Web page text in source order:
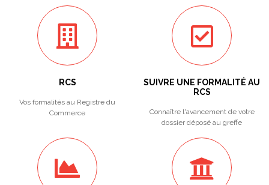
RCS
Vos formalités au Registre du
Commerce
SUIVRE UNE FORMALITÉ AU
RCS
Connaître l'avancement de votre
dossier déposé au greffe